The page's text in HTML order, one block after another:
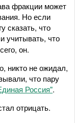
фракции может
Но если
сказать, что
учитывать, что
он.
никто не ожидал,
что пару
Россия".
отрицать.